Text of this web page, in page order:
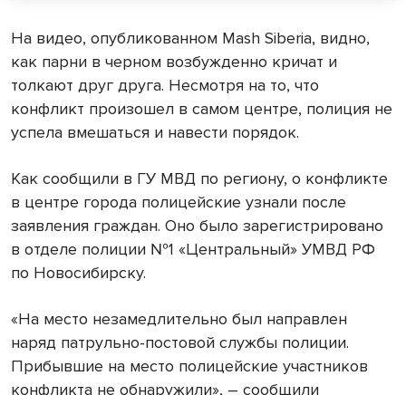
На видео, опубликованном Mash Siberia, видно,
как парни в черном возбужденно кричат и
толкают друг друга. Несмотря на то, что
конфликт произошел в самом центре, полиция не
успела вмешаться и навести порядок.
Как сообщили в ГУ МВД по региону, о конфликте
в центре города полицейские узнали после
заявления граждан. Оно было зарегистрировано
в отделе полиции №1 «Центральный» УМВД РФ
по Новосибирску.
«На место незамедлительно был направлен
наряд патрульно-постовой службы полиции.
Прибывшие на место полицейские участников
конфликта не обнаружили», – сообщили